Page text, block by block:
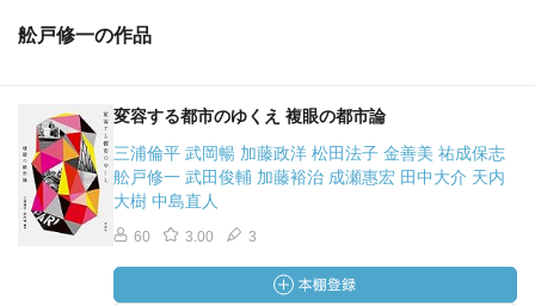
舩戸修一の作品
変容する都市のゆくえ 複眼の都市論
三浦倫平 武岡暢 加藤政洋 松田法子 金善美 祐成保志
舩戸修一 武田俊輔 加藤裕治 成瀬惠宏 田中大介 天内
大樹 中島直人
60 3.00 3